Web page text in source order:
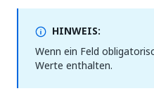
HINWEIS:
Wenn ein Feld
Werte enthalten.